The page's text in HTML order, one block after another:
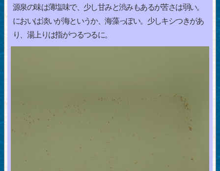
源泉の味は薄塩味で、少し甘みと渋みもあるが苦さは弱い。
においは淡いが海というか、海藻っぽい。少しキシつきがあ
り、湯上りは指がつるつるに。